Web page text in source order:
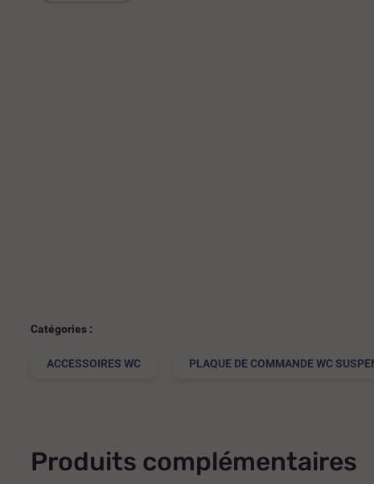
Catégories :
ACCESSOIRES WC PLAQUE DE COMMANDE WC
Produits complémentaires